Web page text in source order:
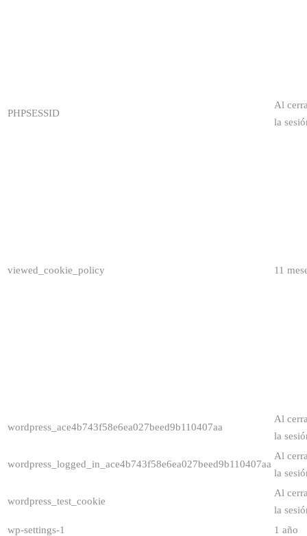
PHPSESSID
Al
la
viewed_cookie_policy 11
wordpress_ace4b743f58e6ea027beed9b110407aa
Al
la
wordpress_logged_in_ace4b743f58e6ea027beed9b110407aa
Al
la
wordpress_test_cookie
Al
la
wp-settings-1
1 año